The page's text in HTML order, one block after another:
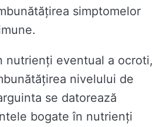
simptomelor
nutrienți eventual a ocroti,
nivelului de
se datorează
bogate în nutrienți